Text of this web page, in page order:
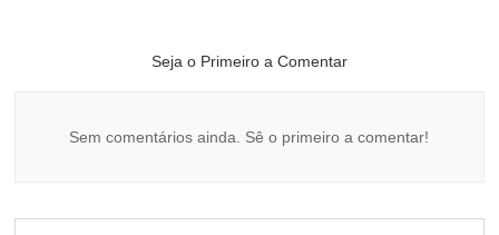
Seja o Primeiro a Comentar
Sem comentários ainda. Sê o primeiro a comentar!